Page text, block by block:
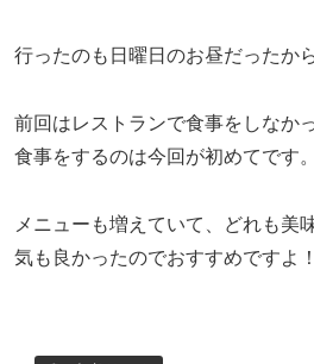
行ったのも日曜日のお昼だったか
前回はレストランで食事をしなか
食事をするのは今回が初めてです。
メニューも増えていて、どれも美
気も良かったのでおすすめですよ！